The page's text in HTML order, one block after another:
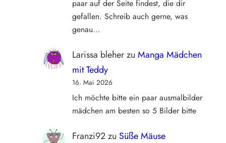
paar auf der Seite findest, die dir
gefallen. Schreib auch gerne, was
genau…
Larissa bleherzu Manga Mädchen
mit Teddy
16. Mai 2026
Ich möchte bitte ein paar ausmalbilder
mädchen am besten so 5 Bilder bitte
Franzi92zu Süße Mäuse